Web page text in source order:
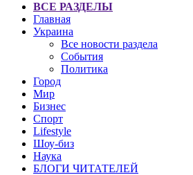
ВСЕ РАЗДЕЛЫ
Главная
Украина
Все новости раздела
События
Политика
Город
Мир
Бизнес
Спорт
Lifestyle
Шоу-биз
Наука
БЛОГИ ЧИТАТЕЛЕЙ